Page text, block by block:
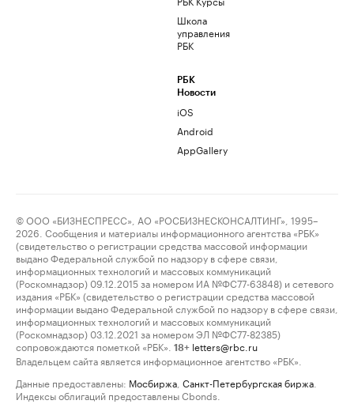
Школа
управления
РБК
РБК
Новости
iOS
Android
AppGallery
© ООО «БИЗНЕСПРЕСС», АО «РОСБИЗНЕСКОНСАЛТИНГ», 1995–
2026. Сообщения и материалы информационного агентства «РБК»
(свидетельство о регистрации средства массовой информации
выдано Федеральной службой по надзору в сфере связи,
информационных технологий и массовых коммуникаций
(Роскомнадзор) 09.12.2015 за номером ИА №ФС77-63848) и сетевого
издания «РБК» (свидетельство о регистрации средства массовой
информации выдано Федеральной службой по надзору в сфере связи,
информационных технологий и массовых коммуникаций
(Роскомнадзор) 03.12.2021 за номером ЭЛ №ФС77-82385)
сопровождаются пометкой «РБК».
18+ letters@rbc.ru
Владельцем сайта является информационное агентство «РБК».
Данные предоставлены: Мосбиржа Санкт-Петербургская биржа
Индексы облигаций предоставлены Cbonds.